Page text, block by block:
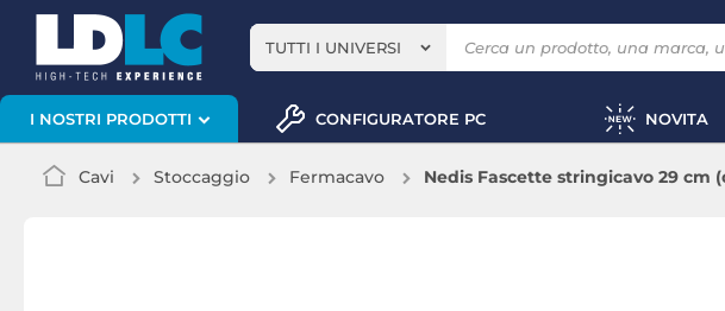
TUTTI I UNIVERSI
I NOSTRI PRODOTTI CONFIGURATORE PC NOVITA
Cavi Stoccaggio Fermacavo Nedis Fascette stringicavo 29 cm